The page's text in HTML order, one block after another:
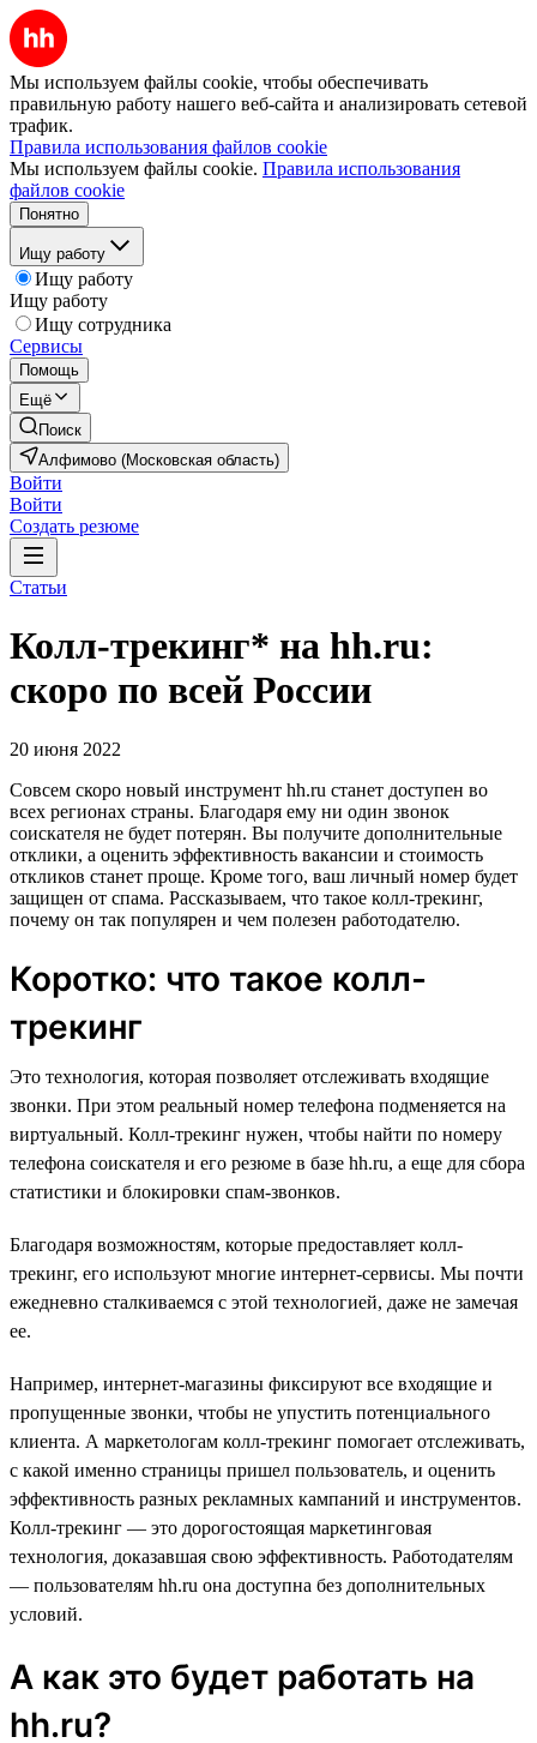
Мы используем файлы cookie, чтобы обеспечивать
правильную работу нашего веб-сайта и анализировать сетевой
трафик.
Правила использования файлов cookie
Мы используем файлы cookie. Правила использования
файлов cookie
Понятно
Ищу работу
Ищу работу
Ищу работу
Ищу сотрудника
Сервисы
Помощь
Ещё
Поиск
Алфимово (Московская область)
Войти
Войти
Создать резюме
Статьи
Колл-трекинг* на hh.ru:
скоро по всей России
20 июня 2022
Совсем скоро новый инструмент hh.ru станет доступен во
всех регионах страны. Благодаря ему ни один звонок
соискателя не будет потерян. Вы получите дополнительные
отклики, а оценить эффективность вакансии и стоимость
откликов станет проще. Кроме того, ваш личный номер будет
защищен от спама. Рассказываем, что такое колл-трекинг,
почему он так популярен и чем полезен работодателю.
Коротко: что такое колл-
трекинг
Это технология, которая позволяет отслеживать входящие
звонки. При этом реальный номер телефона подменяется на
виртуальный. Колл-трекинг нужен, чтобы найти по номеру
телефона соискателя и его резюме в базе hh.ru, а еще для сбора
статистики и блокировки спам-звонков.
Благодаря возможностям, которые предоставляет колл-
трекинг, его используют многие интернет-сервисы. Мы почти
ежедневно сталкиваемся с этой технологией, даже не замечая
ее.
Например, интернет-магазины фиксируют все входящие и
пропущенные звонки, чтобы не упустить потенциального
клиента. А маркетологам колл-трекинг помогает отслеживать,
с какой именно страницы пришел пользователь, и оценить
эффективность разных рекламных кампаний и инструментов.
Колл-трекинг — это дорогостоящая маркетинговая
технология, доказавшая свою эффективность. Работодателям
— пользователям hh.ru она доступна без дополнительных
условий.
А как это будет работать на
hh.ru?